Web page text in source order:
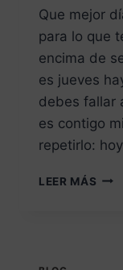
Que mejor
para lo que
encima de
es jueves
debes fallar
es contigo
repetirlo:
LEER MÁS